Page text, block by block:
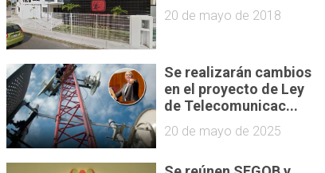
20 de mayo de 2018
Se realizarán cambios
en el proyecto de Ley
de Telecomunicac...
20 de mayo de 2025